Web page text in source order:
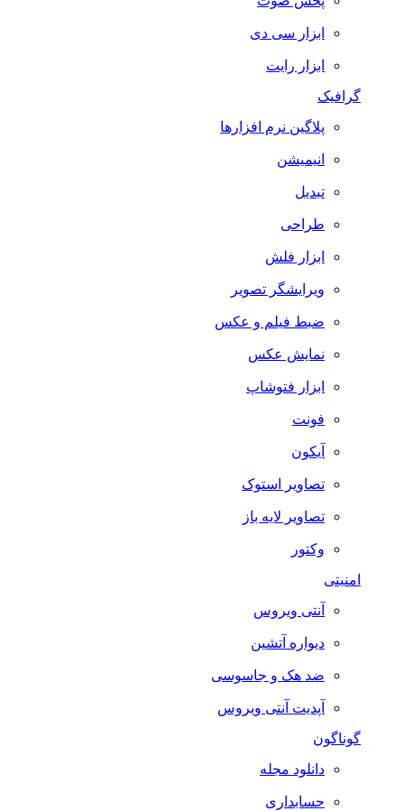
ابزار سی دی
ابزار رایت
گرافیک
پلاگین نرم افزارها
انیمیشن
تبدیل
طراحی
ابزار فلش
ویرایشگر تصویر
ضبط فيلم و عكس
نمایش عکس
ابزار فتوشاپ
فونت
آیکون
تصاویر استوک
تصاویر لایه باز
وکتور
امنیتی
آنتی ویروس
دیواره آتشین
ضد هک و جاسوسی
آپدیت آنتی ویروس
گوناگون
دانلود مجله
حسابداری